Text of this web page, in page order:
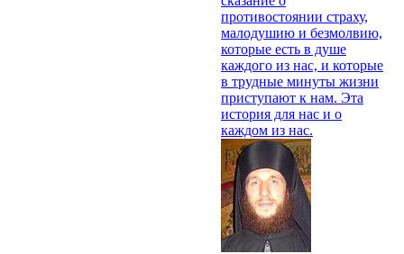
противостоянии страху,
малодушию и безмолвию,
которые есть в душе
каждого из нас, и которые
в трудные минуты жизни
приступают к нам. Эта
история для нас и о
каждом из нас.